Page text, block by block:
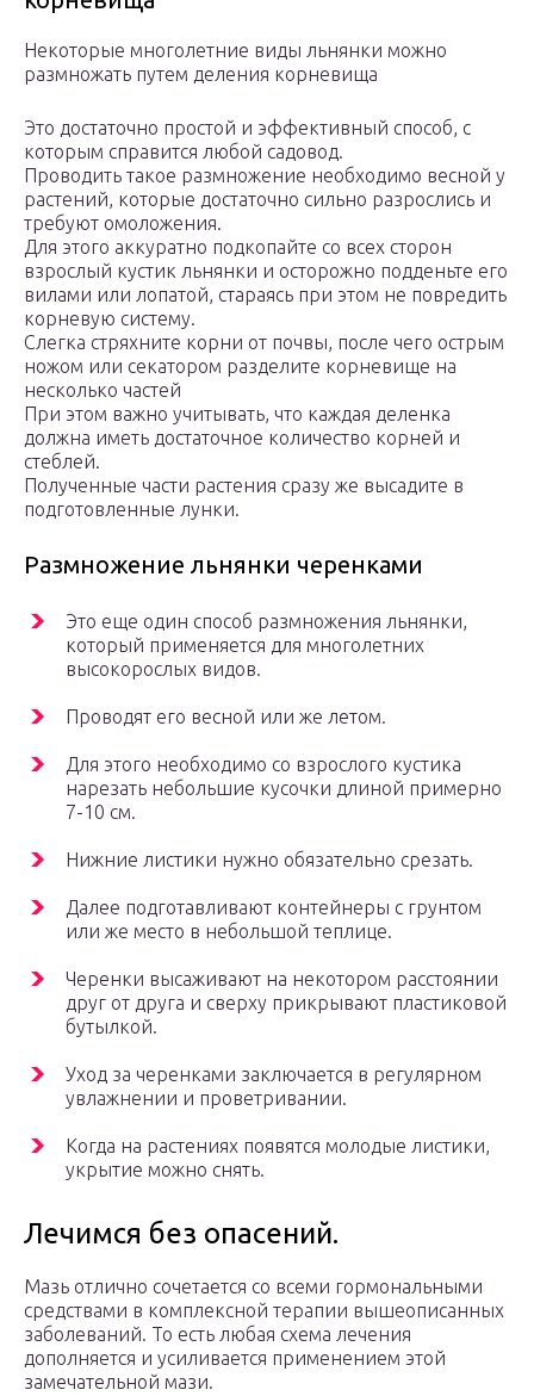
Некоторые многолетние виды льнянки можно
размножать путем деления корневища
Это достаточно простой и эффективный способ, с
которым справится любой садовод.
Проводить такое размножение необходимо весной у
растений, которые достаточно сильно разрослись и
требуют омоложения.
Для этого аккуратно подкопайте со всех сторон
взрослый кустик льнянки и осторожно подденьте его
вилами или лопатой, стараясь при этом не повредить
корневую систему.
Слегка стряхните корни от почвы, после чего острым
ножом или секатором разделите корневище на
несколько частей
При этом важно учитывать, что каждая деленка
должна иметь достаточное количество корней и
стеблей.
Полученные части растения сразу же высадите в
подготовленные лунки.
Размножение льнянки черенками
Это еще один способ размножения льнянки,
который применяется для многолетних
высокорослых видов.
Проводят его весной или же летом.
Для этого необходимо со взрослого кустика
нарезать небольшие кусочки длиной примерно
7-10 см.
Нижние листики нужно обязательно срезать.
Далее подготавливают контейнеры с грунтом
или же место в небольшой теплице.
Черенки высаживают на некотором расстоянии
друг от друга и сверху прикрывают пластиковой
бутылкой.
Уход за черенками заключается в регулярном
увлажнении и проветривании.
Когда на растениях появятся молодые листики,
укрытие можно снять.
Лечимся без опасений.
Мазь отлично сочетается со всеми гормональными
средствами в комплексной терапии вышеописанных
заболеваний. То есть любая схема лечения
дополняется и усиливается применением этой
замечательной мази.